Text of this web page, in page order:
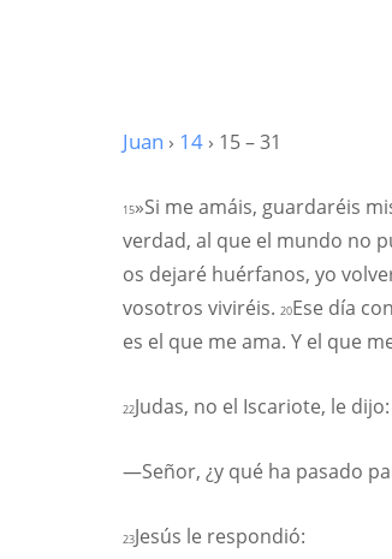
Juan › 14 › 15 – 31
15»Si me amáis, guardaréis
verdad, al que el mundo no
os dejaré huérfanos, yo
vosotros viviréis. 20Ese día
es el que me ama. Y el que
22Judas, no el Iscariote, le dijo:
—Señor, ¿y qué ha pasado
23Jesús le respondió: